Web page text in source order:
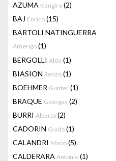
AZUMA Kengiro (2)
BAJ Enrico (15)
BARTOLI NATINGUERRA
Amerigo (1)
BERGOLLI Aldo (1)
BIASION Renzo (1)
BOEHMER Gunter (1)
BRAQUE Georges (2)
BURRI Alberto (2)
CADORIN Guido (1)
CALANDRI Mario (5)
CALDERARA Antonio (1)